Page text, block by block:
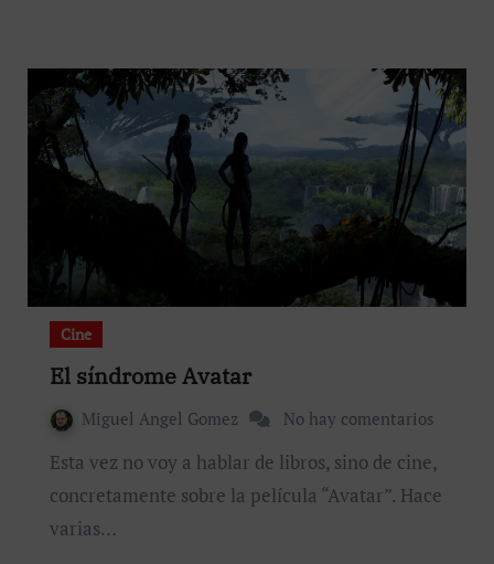
Cine
El síndrome Avatar
Miguel Angel Gomez No hay comentarios
Esta vez no voy a hablar de libros, sino de cine,
concretamente sobre la película “Avatar”. Hace
varias…